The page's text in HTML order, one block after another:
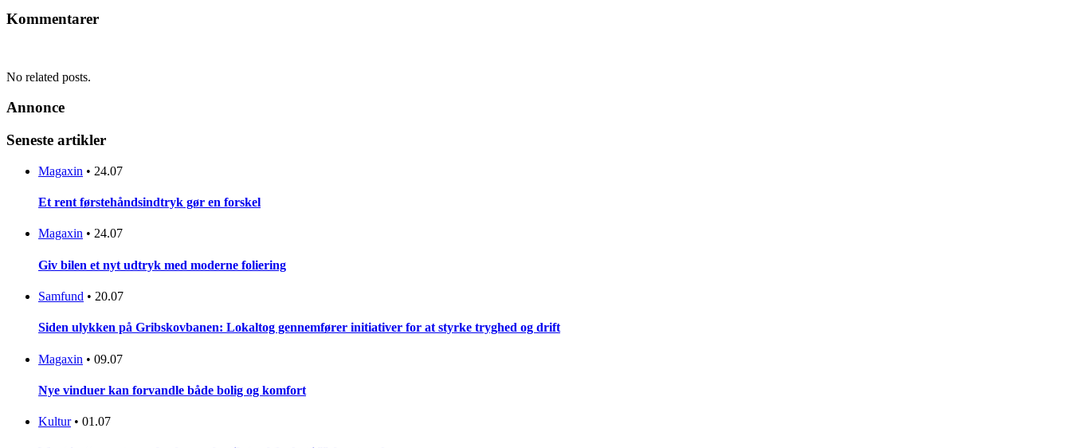
Kommentarer
No related posts.
Annonce
Seneste artikler
Magaxin • 24.07
Et rent førstehåndsindtryk gør en forskel
Magaxin • 24.07
Giv bilen et nyt udtryk med moderne foliering
Samfund • 20.07
Siden ulykken på Gribskovbanen: Lokaltog gennemfører initiativer for at styrke tryghed og drift
Magaxin • 09.07
Nye vinduer kan forvandle både bolig og komfort
Kultur • 01.07